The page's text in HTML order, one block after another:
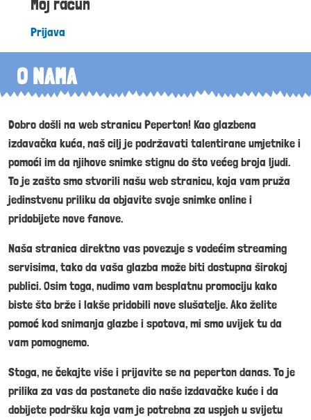
Prijava
O NAMA
Dobro došli na web stranicu Peperton! Kao glazbena
izdavačka kuća, naš cilj je podržavati talentirane umjetnike i
pomoći im da njihove snimke stignu do što većeg broja ljudi.
To je zašto smo stvorili našu web stranicu, koja vam pruža
jedinstvenu priliku da objavite svoje snimke online i
pridobijete nove fanove.
Naša stranica direktno vas povezuje s vodećim streaming
servisima, tako da vaša glazba može biti dostupna širokoj
publici. Osim toga, nudimo vam besplatnu promociju kako
biste što brže i lakše pridobili nove slušatelje. Ako želite
pomoć kod snimanja glazbe i spotova, mi smo uvijek tu da
vam pomognemo.
Stoga, ne čekajte više i prijavite se na peperton danas. To je
prilika za vas da postanete dio naše izdavačke kuće i da
dobijete podršku koja vam je potrebna za uspjeh u svijetu